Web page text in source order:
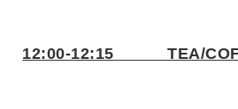
12:00-12:15 TEA/